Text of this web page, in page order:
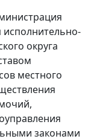
исполнительно-
округа
местного
законами